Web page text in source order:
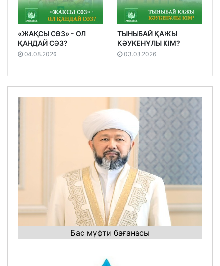
«ЖАҚСЫ СӨЗ» - ОЛ
ҚАНДАЙ СӨЗ?
04.08.2026
ТЫНЫБАЙ ҚАЖЫ
КӘУКЕНҰЛЫ КІМ?
03.08.2026
Бас мүфти бағанасы